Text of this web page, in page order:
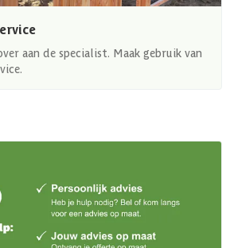
aan de specialist. Maak gebruik van